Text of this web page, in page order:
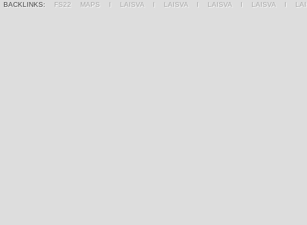
BACKLINKS: FS22 MAPS Ι LAISVA Ι LAISVA Ι LAISVA Ι LAISVA Ι